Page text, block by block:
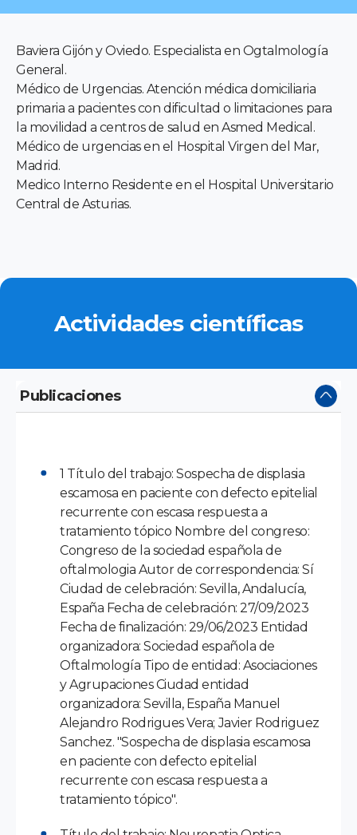
Baviera Gijón y Oviedo. Especialista en Ogtalmología
General.
Médico de Urgencias. Atención médica domiciliaria
primaria a pacientes con dificultad o limitaciones para
la movilidad a centros de salud en Asmed Medical.
Médico de urgencias en el Hospital Virgen del Mar,
Madrid.
Medico Interno Residente en el Hospital Universitario
Central de Asturias.
Actividades científicas
Publicaciones
1 Título del trabajo: Sospecha de displasia
escamosa en paciente con defecto epitelial
recurrente con escasa respuesta a
tratamiento tópico Nombre del congreso:
Congreso de la sociedad española de
oftalmologia Autor de correspondencia: Sí
Ciudad de celebración: Sevilla, Andalucía,
España Fecha de celebración: 27/09/2023
Fecha de finalización: 29/06/2023 Entidad
organizadora: Sociedad española de
Oftalmología Tipo de entidad: Asociaciones
y Agrupaciones Ciudad entidad
organizadora: Sevilla, España Manuel
Alejandro Rodrigues Vera; Javier Rodriguez
Sanchez. "Sospecha de displasia escamosa
en paciente con defecto epitelial
recurrente con escasa respuesta a
tratamiento tópico".